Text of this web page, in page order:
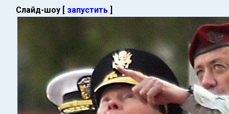
Слайд-шоу [ запустить ]